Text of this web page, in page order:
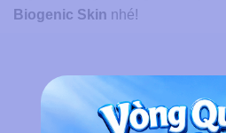
Biogenic Skin nhé!
BÀI VIẾT